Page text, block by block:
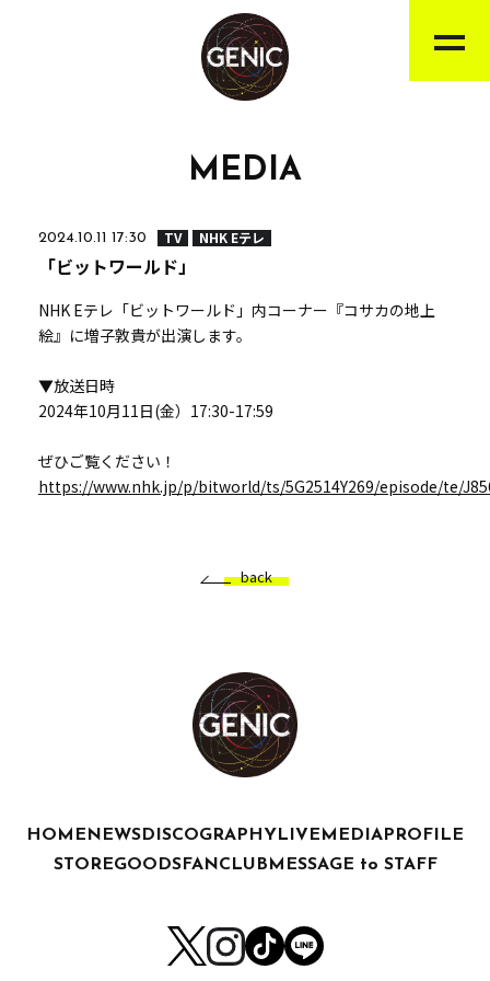
MEDIA
2024.10.11 17:30 TV NHK Eテレ
「ビットワールド」
NHK Eテレ「ビットワールド」内コーナー『コサカの地上
絵』に増子敦貴が出演します。
▼放送日時
2024年10月11日(金）17:30-17:59
ぜひご覧ください！
https://www.nhk.jp/p/bitworld/ts/5G2514Y269/episode/te/
back
HOME NEWS DISCOGRAPHY LIVE MEDIA PROFILE
STOREGOODSFANCLUB MESSAGE to STAFF